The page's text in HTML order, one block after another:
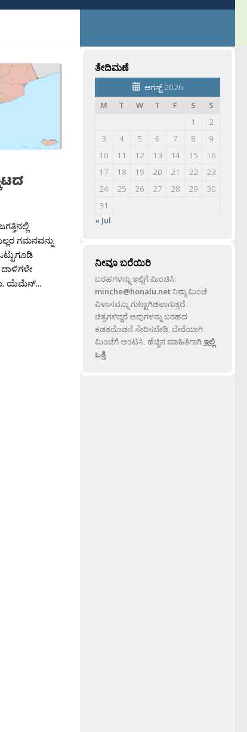
ಗಮನವನ್ನು
ಯೆಮೆನ್...
ತೇದಿಮಣೆ
ಆಗಸ್ಟ್ 2026
M
T W T F S
S
1
2
3
4 5 6 7 8
9
10
11 12 13 14 15
16
17
18 19 20 21 22
23
24
25 26 27 28 29
30
31
« Jul
ನೀವೂ ಬರೆಯಿರಿ
ಬರಹಗಳನ್ನು ಇಲ್ಲಿಗೆ ಮಿಂಚಿಸಿ:
minche@honalu.netನಿಮ್ಮ ಮಿಂಚೆ
ವಿಳಾಸವನ್ನು ಗುಟ್ಟಾಗಿಡಲಾಗುತ್ತದೆ.
ಚಿತ್ರಗಳಿದ್ದರೆ ಅವುಗಳನ್ನು ಬರಹದ
ಕಡತದೊಡನೆ ಸೇರಿಸಬೇಡಿ, ಬೇರೆಯಾಗಿ
ಮಿಂಚೆಗೆ ಅಂಟಿಸಿ. ಹೆಚ್ಚಿನ ಮಾಹಿತಿಗಾಗಿಇಲ್ಲಿ
ಒತ್ತಿ.